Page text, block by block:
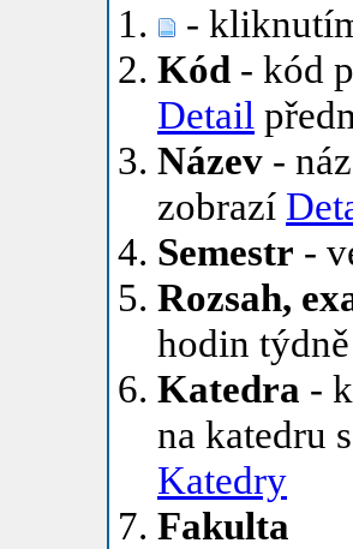
-
Kód - kód
Detail
Název -
zobrazí
Semestr -
Rozsah,
hodin
Katedra -
na katedru
Katedry
Fakulta